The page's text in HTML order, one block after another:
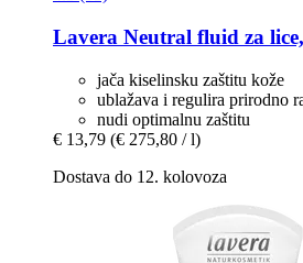
Lavera Neutral fluid za
jača kiselinsku zaštitu kože
ublažava i regulira prirodno
nudi optimalnu zaštitu
€ 13,79 (€ 275,80 / l)
Dostava do 12. kolovoza